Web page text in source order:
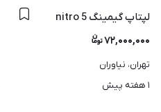
لپتاپ گیمینگ nitro 5
۷۲,۰۰۰,۰۰۰
تهران، نیاوران
۱ هفته پیش